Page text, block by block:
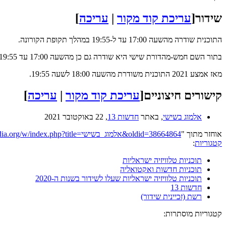
שידור[עריכת קוד מקור | עריכה]
התוכנית שודרה מהשעה 17:00 עד ל-19:55 במהלך תקופת הקורונה.
בתור השם חמש-מהדורת שישי היא שודרה גם כן מהשעה 17:00 עד 19:55.
מאז אמצע 2021 התוכנית משודרת מהשעה 18:00 לשעה 19:55.
קישורים חיצוניים[עריכת קוד מקור | עריכה]
אלמוג בשישי, באתר חדשות 13
, 22 באוקטובר 2021
אוחזר מתוך "https://he.wikipedia.org/w/index.php?title=אלמוג_בשישי&oldid=38664864
קטגוריות:
תוכניות טלוויזיה ישראליות
תוכניות חדשות ואקטואליה
תוכניות טלוויזיה ישראליות שעלו לשידור בשנות ה-2020
חדשות 13
רשת (זכיינית שידור)
קטגוריות מוסתרות: